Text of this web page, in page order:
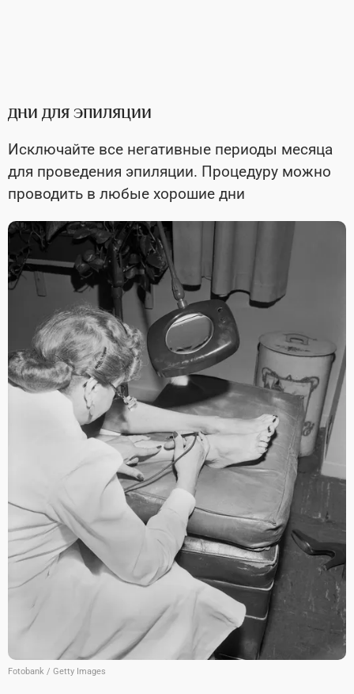
ДНИ ДЛЯ ЭПИЛЯЦИИ
Исключайте все негативные периоды месяца
для проведения эпиляции. Процедуру можно
проводить в любые хорошие дни
Fotobank / Getty Images